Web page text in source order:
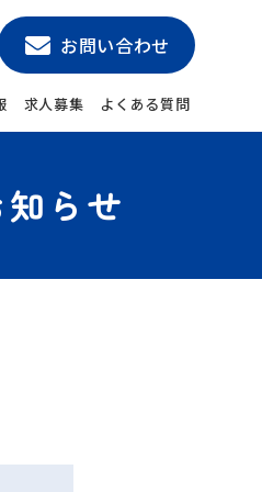
求人募集 よくある質問
お問い合わせ
らせ